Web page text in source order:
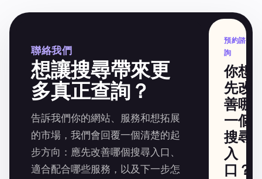
聯絡我們
想讓搜尋帶來更
多真正查詢？
告訴我們你的網站、服務和想拓展
的市場，我們會回覆一個清楚的起
步方向：應先改善哪個搜尋入口、
適合配合哪些服務，以及下一步怎
預約諮
詢
你想
先改
善哪
一個
搜尋
入
口？